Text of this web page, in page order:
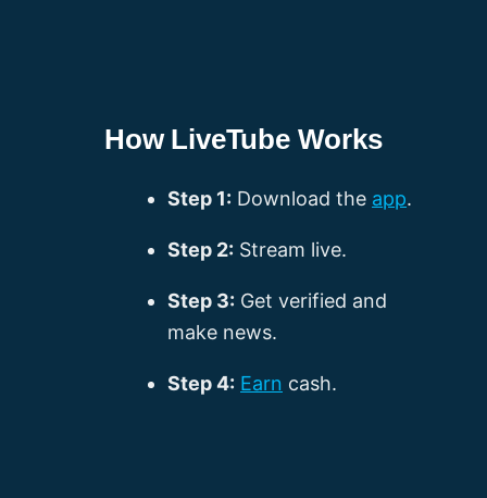
How LiveTube Works
Step 1: Download the app.
Step 2: Stream live.
Step 3: Get verified and
make news.
Step 4: Earn cash.